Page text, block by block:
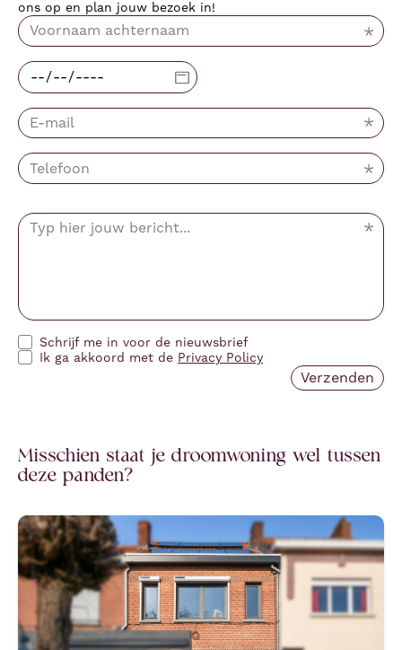
ons op en plan jouw bezoek in!
Schrijf me in voor de nieuwsbrief
Ik ga akkoord met de Privacy Policy
Misschien staat je droomwoning wel tussen
deze panden?